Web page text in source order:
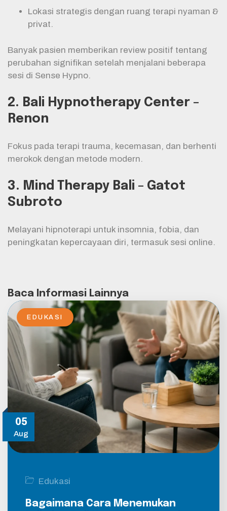
Lokasi strategis dengan ruang terapi nyaman &
privat.
Banyak pasien memberikan review positif tentang
perubahan signifikan setelah menjalani beberapa
sesi di Sense Hypno.
2. Bali Hypnotherapy Center –
Renon
Fokus pada terapi trauma, kecemasan, dan berhenti
merokok dengan metode modern.
3. Mind Therapy Bali – Gatot
Subroto
Melayani hipnoterapi untuk insomnia, fobia, dan
peningkatan kepercayaan diri, termasuk sesi online.
Baca Informasi Lainnya
05
Aug
EDUKASI
Edukasi
Bagaimana Cara Menemukan